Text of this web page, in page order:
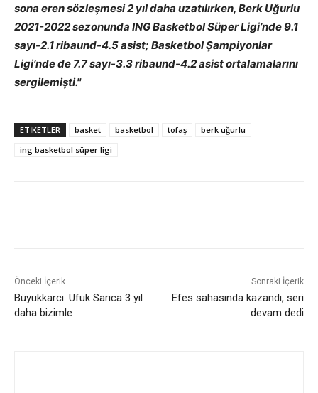
sona eren sözleşmesi 2 yıl daha uzatılırken, Berk Uğurlu
2021-2022 sezonunda ING Basketbol Süper Ligi’nde 9.1
sayı-2.1 ribaund-4.5 asist; Basketbol Şampiyonlar
Ligi’nde de 7.7 sayı-3.3 ribaund-4.2 asist ortalamalarını
sergilemişti.''
ETIKETLER basket basketbol tofaş
berk uğurlu
ing basketbol süper ligi
Önceki İçerik
Büyükkarcı: Ufuk Sarıca 3 yıl
daha bizimle
Sonraki İçerik
Efes sahasında kazandı, seri
devam dedi